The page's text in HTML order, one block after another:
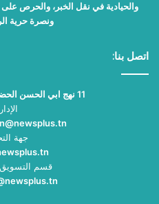
والحيادية في نقل الخبر، والحرص على
ونصرة حرية
اتصل بنا:
11 نهج ابي الحسن الحضرمي- منوبة - تونس
جهة
قسم التسويق